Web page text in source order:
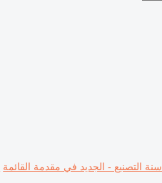
سنة التصنيع - الجديد في مقدمة القائمة